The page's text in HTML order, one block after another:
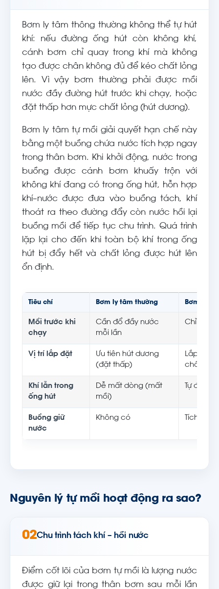
Bơm ly tâm thông thường không thể tự hút
khí: nếu đường ống hút còn không khí,
cánh bơm chỉ quay trong khí mà không
tạo được chân không đủ để kéo chất lỏng
lên. Vì vậy bơm thường phải được mồi
nước đầy đường hút trước khi chạy, hoặc
đặt thấp hơn mực chất lỏng (hút dương).
Bơm ly tâm tự mồi giải quyết hạn chế này
bằng một buồng chứa nước tích hợp ngay
trong thân bơm. Khi khởi động, nước trong
buồng được cánh bơm khuấy trộn với
không khí đang có trong ống hút, hỗn hợp
khí–nước được đưa vào buồng tách, khí
thoát ra theo đường đẩy còn nước hồi lại
buồng mồi để tiếp tục chu trình. Quá trình
lặp lại cho đến khi toàn bộ khí trong ống
hút bị đẩy hết và chất lỏng được hút lên
ổn định.
Tiêu chí Bơm ly tâm thường Bơm ly
Mồi trước khi
chạy
Cần đổ đầy nước
mỗi lần
Chỉ nạp
Vị trí lắp đặt
Ưu tiên hút dương
(đặt thấp)
Lắp
chất lỏng
Khí lẫn trong
ống hút
Dễ mất dòng (mất
mồi)
Tự đẩy
Buồng giữ
nước
Không có Tích
Nguyên lý tự mồi hoạt động ra sao?
02Chu trình tách khí – hồi nước
Điểm cốt lõi của bơm tự mồi là lượng nước
được giữ lại trong thân bơm sau mỗi lần